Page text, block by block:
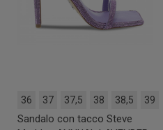
36 37 37,5 38 38,5 39
Sandalo con tacco Steve